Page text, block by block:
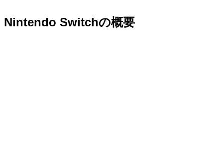
Nintendo Switchの概要